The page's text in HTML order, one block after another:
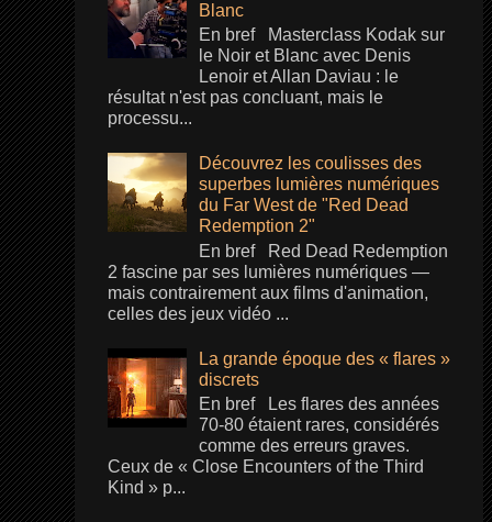
Blanc
En bref Masterclass Kodak sur
le Noir et Blanc avec Denis
Lenoir et Allan Daviau : le
résultat n'est pas concluant, mais le
processu...
Découvrez les coulisses des
superbes lumières numériques
du Far West de "Red Dead
Redemption 2"
En bref Red Dead Redemption
2 fascine par ses lumières numériques —
mais contrairement aux films d'animation,
celles des jeux vidéo ...
La grande époque des « flares »
discrets
En bref Les flares des années
70-80 étaient rares, considérés
comme des erreurs graves.
Ceux de « Close Encounters of the Third
Kind » p...